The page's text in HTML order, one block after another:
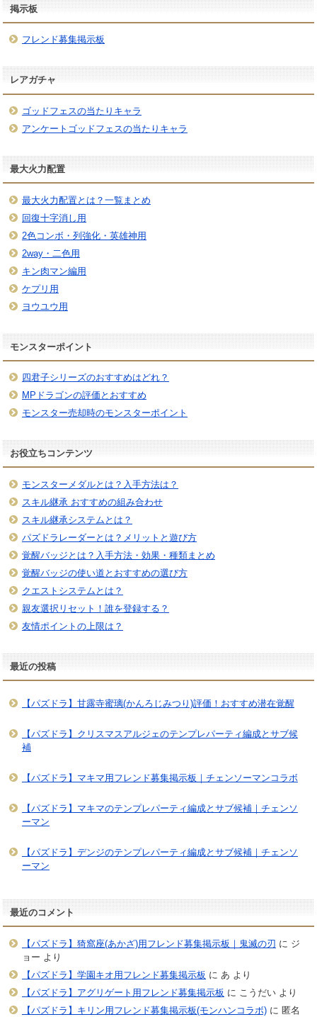
掲示板
フレンド募集掲示板
レアガチャ
ゴッドフェスの当たりキャラ
アンケートゴッドフェスの当たりキャラ
最大火力配置
最大火力配置とは？一覧まとめ
回復十字消し用
2色コンボ・列強化・英雄神用
2way・二色用
キン肉マン編用
ケプリ用
ヨウユウ用
モンスターポイント
四君子シリーズのおすすめはどれ？
MPドラゴンの評価とおすすめ
モンスター売却時のモンスターポイント
お役立ちコンテンツ
モンスターメダルとは？入手方法は？
スキル継承 おすすめの組み合わせ
スキル継承システムとは？
パズドラレーダーとは？メリットと遊び方
覚醒バッジとは？入手方法・効果・種類まとめ
覚醒バッジの使い道とおすすめの選び方
クエストシステムとは？
親友選択リセット！誰を登録する？
友情ポイントの上限は？
最近の投稿
【パズドラ】甘露寺蜜璃(かんろじみつり)評価！おすすめ潜在覚醒
【パズドラ】クリスマスアルジェのテンプレパーティ編成とサブ候
補
【パズドラ】マキマ用フレンド募集掲示板｜チェンソーマンコラボ
【パズドラ】マキマのテンプレパーティ編成とサブ候補｜チェンソ
ーマン
【パズドラ】デンジのテンプレパーティ編成とサブ候補｜チェンソ
ーマン
最近のコメント
【パズドラ】猗窩座(あかざ)用フレンド募集掲示板｜鬼滅の刃 に ジ
ョー より
【パズドラ】学園キオ用フレンド募集掲示板 に あ より
【パズドラ】アグリゲート用フレンド募集掲示板 に こうだいより
【パズドラ】キリン用フレンド募集掲示板(モンハンコラボ)に 匿名